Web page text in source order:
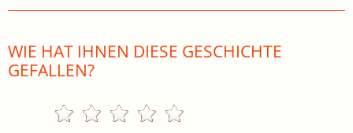
WIE HAT IHNEN DIESE GESCHICHTE
GEFALLEN?